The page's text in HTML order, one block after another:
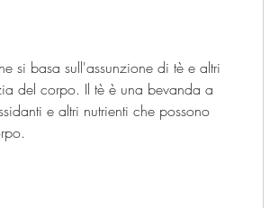
si basa sull'assunzione di tè e altri
del corpo. Il tè è una bevanda a
e altri nutrienti che possono